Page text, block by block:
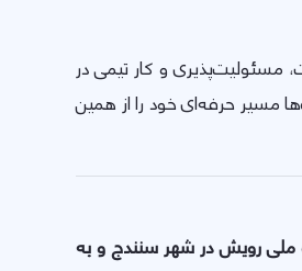
مسئولیت‌پذیری و کار تیمی در
مسیر حرفه‌ای خود را از همین
جشنواره ملی رویش در شهر سنندج و به